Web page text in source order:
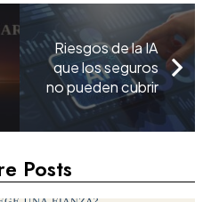
Riesgos de la IA
que los seguros
no pueden cubrir
Posts